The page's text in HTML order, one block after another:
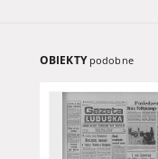
OBIEKTY podobne